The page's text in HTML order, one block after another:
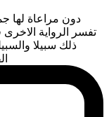
دون مراعاة لها
تفسر الرواية الاخرى
ذلك سبيلا